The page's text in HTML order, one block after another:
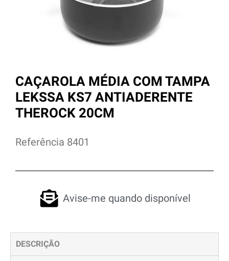
CAÇAROLA MÉDIA COM TAMPA
LEKSSA KS7 ANTIADERENTE
THEROCK 20CM
Referência 8401
Avise-me quando disponível
DESCRIÇÃO